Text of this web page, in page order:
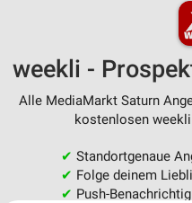
weekli -
Alle MediaMarkt Saturn
kostenlosen
✔ Standortgenaue
✔ Folge deinem
✔ Push-